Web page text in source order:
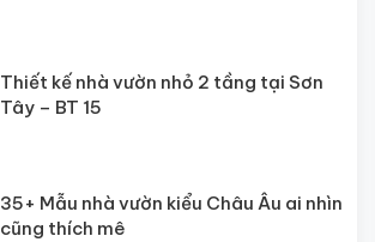
Thiết kế nhà vườn nhỏ 2 tầng tại Sơn
Tây – BT 15
35+ Mẫu nhà vườn kiểu Châu Âu ai nhìn
cũng thích mê